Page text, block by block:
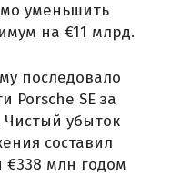
уменьшить
на €11 млрд.
последовало
Porsche SE за
Чистый убыток
составил
млн годом